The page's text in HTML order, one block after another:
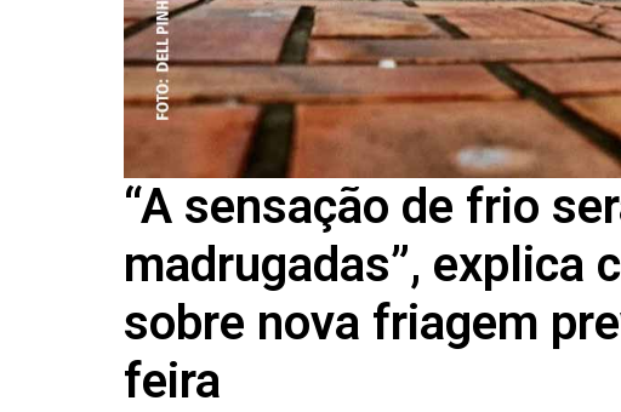
“A sensação de frio
madrugadas”, explica
sobre nova friagem
feira